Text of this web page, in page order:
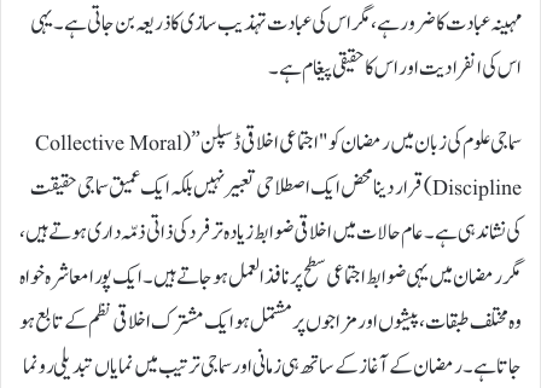
مہینہ عبادت کا ضرور ہے، مگر اس کی عبادت تہذیب سازی کا ذریعہ بن جاتی ہے۔ یہی
اس کی انفرادیت اور اس کا حقیقی پیغام ہے۔
سماجی علوم کی زبان میں رمضان کو "اجتماعی اخلاقی ڈسپلن” (Collective Moral
Discipline) قرار دینا محض ایک اصطلاحی تعبیر نہیں بلکہ ایک عمیق سماجی حقیقت
کی نشاندہی ہے۔ عام حالات میں اخلاقی ضوابط زیادہ تر فرد کی ذاتی ذمّہ داری ہوتے ہیں،
مگر رمضان میں یہی ضوابط اجتماعی سطح پر نافذ العمل ہو جاتے ہیں۔ ایک پورا معاشرہ خواہ
وہ مختلف طبقات، پیشوں اور مزاجوں پر مشتمل ہو ایک مشترک اخلاقی نظم کے تابع ہو
جاتا ہے۔ رمضان کے آغاز کے ساتھ ہی زمانی اور سماجی ترتیب میں نمایاں تبدیلی رونما